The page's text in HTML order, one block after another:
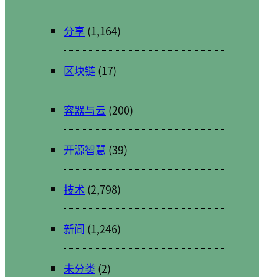
分享 (1,164)
区块链(17)
容器与云 (200)
开源智慧 (39)
技术 (2,798)
新闻 (1,246)
未分类 (2)